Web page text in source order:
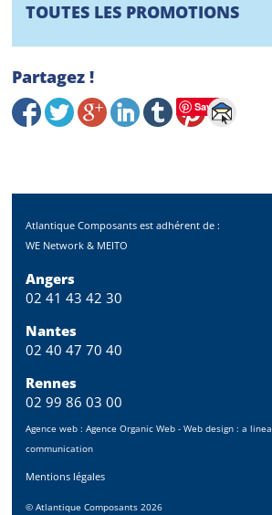
TOUTES LES PROMOTIONS
Partagez !
Save
Atlantique Composants est adhérent de :
WE Network & MEITO
Angers
02 41 43 42 30
Nantes
02 40 47 70 40
Rennes
02 99 86 03 00
Agence web :Agence Organic Web - Web design :a linea
communication
Mentions légales
©Atlantique Composants 2026